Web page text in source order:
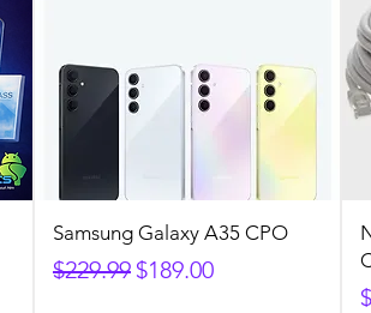
Samsung Galaxy A35 CPO
Precio
$229.99 Precio de oferta
$189.00